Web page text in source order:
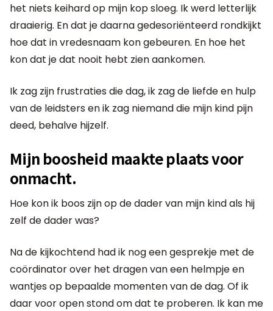
het niets keihard op mijn kop sloeg. Ik werd letterlijk
draaierig. En dat je daarna gedesoriënteerd rondkijkt
hoe dat in vredesnaam kon gebeuren. En hoe het
kon dat je dat nooit hebt zien aankomen.
Ik zag zijn frustraties die dag, ik zag de liefde en hulp
van de leidsters en ik zag niemand die mijn kind pijn
deed, behalve hijzelf.
Mijn boosheid maakte plaats voor
onmacht.
Hoe kon ik boos zijn op de dader van mijn kind als hij
zelf de dader was?
Na de kijkochtend had ik nog een gesprekje met de
coördinator over het dragen van een helmpje en
wantjes op bepaalde momenten van de dag. Of ik
daar voor open stond om dat te proberen. Ik kan me